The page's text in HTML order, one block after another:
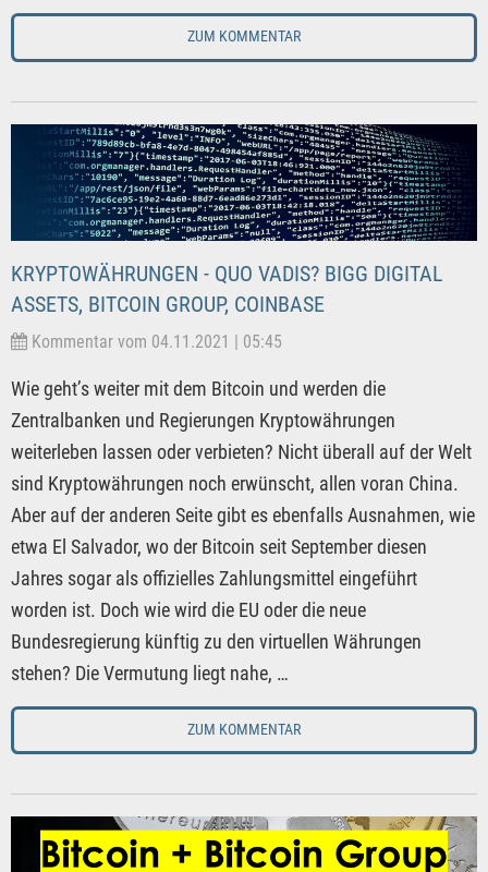
ZUM KOMMENTAR
KRYPTOWÄHRUNGEN - QUO VADIS? BIGG DIGITAL
ASSETS, BITCOIN GROUP, COINBASE
Kommentar vom 04.11.2021 | 05:45
Wie geht’s weiter mit dem Bitcoin und werden die
Zentralbanken und Regierungen Kryptowährungen
weiterleben lassen oder verbieten? Nicht überall auf der Welt
sind Kryptowährungen noch erwünscht, allen voran China.
Aber auf der anderen Seite gibt es ebenfalls Ausnahmen, wie
etwa El Salvador, wo der Bitcoin seit September diesen
Jahres sogar als offizielles Zahlungsmittel eingeführt
worden ist. Doch wie wird die EU oder die neue
Bundesregierung künftig zu den virtuellen Währungen
stehen? Die Vermutung liegt nahe, …
ZUM KOMMENTAR